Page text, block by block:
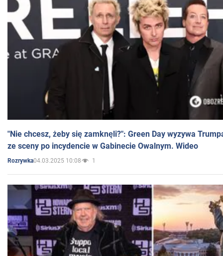
"Nie chcesz, żeby się zamknęli?": Green Day wyzywa
ze sceny po incydencie w Gabinecie Owalnym. Wideo
Rozrywka04.03.2025 10:08 1